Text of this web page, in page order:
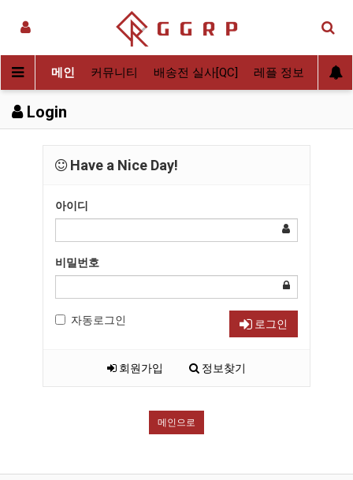
메인 커뮤니티 배송전 실사[QC] 레플 정보 후기
Login
Have a Nice Day!
아이디
비밀번호
자동로그인 로그인
회원가입 정보찾기
메인으로